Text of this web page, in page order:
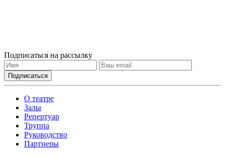
Подписаться на рассылку
О театре
Залы
Репертуар
Труппа
Руководство
Партнеры